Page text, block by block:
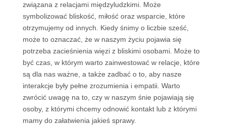
związana z relacjami międzyludzkimi. Może
symbolizować bliskość, miłość oraz wsparcie, które
otrzymujemy od innych. Kiedy śnimy o liczbie sześć,
może to oznaczać, że w naszym życiu pojawia się
potrzeba zacieśnienia więzi z bliskimi osobami. Może to
być czas, w którym warto zainwestować w relacje, które
są dla nas ważne, a także zadbać o to, aby nasze
interakcje były pełne zrozumienia i empatii. Warto
zwrócić uwagę na to, czy w naszym śnie pojawiają się
osoby, z którymi chcemy odnowić kontakt lub z którymi
mamy do załatwienia jakieś sprawy.